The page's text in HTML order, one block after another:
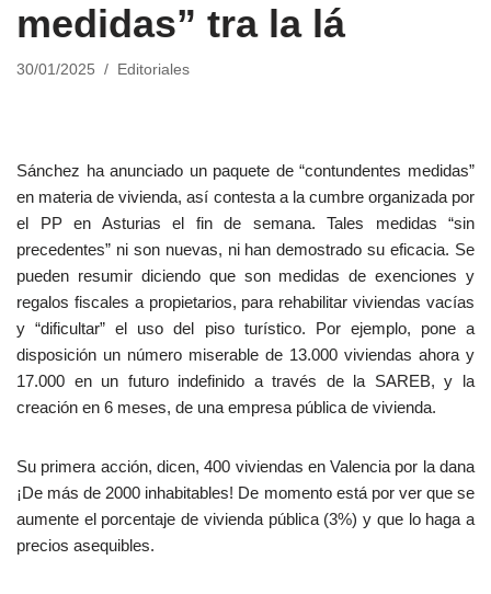
medidas” tra la lá
30/01/2025 Editoriales
Sánchez ha anunciado un paquete de “contundentes medidas”
en materia de vivienda, así contesta a la cumbre organizada por
el PP en Asturias el fin de semana. Tales medidas “sin
precedentes” ni son nuevas, ni han demostrado su eficacia. Se
pueden resumir diciendo que son medidas de exenciones y
regalos fiscales a propietarios, para rehabilitar viviendas vacías
y “dificultar” el uso del piso turístico. Por ejemplo, pone a
disposición un número miserable de 13.000 viviendas ahora y
17.000 en un futuro indefinido a través de la SAREB, y la
creación en 6 meses, de una empresa pública de vivienda.
Su primera acción, dicen, 400 viviendas en Valencia por la dana
¡De más de 2000 inhabitables! De momento está por ver que se
aumente el porcentaje de vivienda pública (3%) y que lo haga a
precios asequibles.